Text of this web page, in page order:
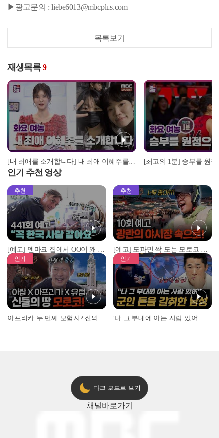
▶광고문의 : liebe6013@mbcplus.com
목록보기
재생목록9
[내 최애를 소개합니다] 내 최애 이혜주를 소개합니 I 24-25 화요 여농
인기 추천 영상
추천
[예고] 덴마크 집에서 OO이 왜 나와...? 이상할 정도로 한국을 사랑하는 우리 형을 제보합니다!
추천
[예고] 도파민 싹 도는 모로코 야시장 투어!
인기 인기
다크 모드로 보기
채널바로가기